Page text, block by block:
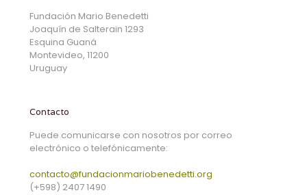
Fundación Mario Benedetti
Joaquín de Salterain 1293
Esquina Guaná
Montevideo, 11200
Uruguay
Contacto
Puede comunicarse con nosotros por correo
electrónico o telefónicamente:
contacto@fundacionmariobenedetti.org
(+598) 2407 1490